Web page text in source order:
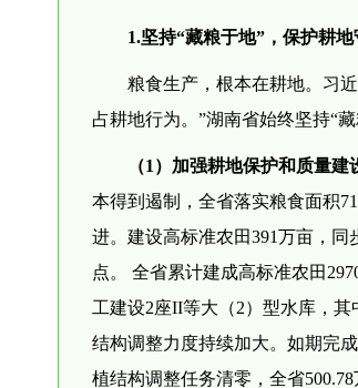
1.坚持“藏粮于地”，保护耕
粮食生产，根本在耕地。习
占耕地行为。”湖南省始终坚持“
（1）加强耕地保护和质量建
本得到遏制，全省落实粮食面积
进。建设高标准农田391万亩，
点。 全省累计建成高标准农田
工建设2座II等大（2）型水库，
结构调整力度持续加大。如期完
植结构调整任务清零，全省